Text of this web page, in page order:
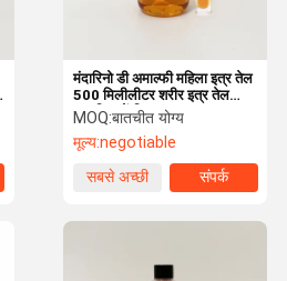
मंदारिनो डी अमाल्फी महिला इत्र तेल
500 मिलीलीटर शरीर इत्र तेल
अत्यधिक केंद्रित
MOQ:बातचीत योग्य
मूल्य:negotiable
सबसे अच्छी
संपर्क